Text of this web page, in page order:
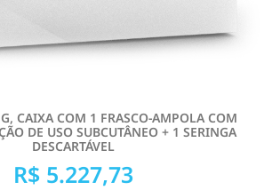
CAIXA COM 1 FRASCO-AMPOLA COM
DE USO SUBCUTÂNEO + 1 SERINGA
DESCARTÁVEL
R$5.227,73